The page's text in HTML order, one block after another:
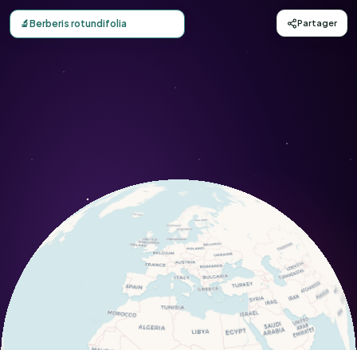
Carte d'observation du Berberis rotundifolia (Berberis
🔬Berberis rotundifolia Partager